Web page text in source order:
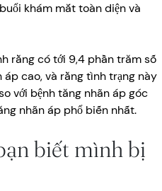
khám mắt toàn diện và
rằng có tới 9,4 phần trăm số
cao, và rằng tình trạng này
với bệnh tăng nhãn áp góc
nhãn áp phổ biến nhất.
biết mình bị